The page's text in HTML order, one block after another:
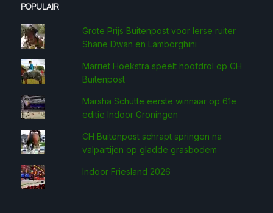
POPULAIR
Grote Prijs Buitenpost voor Ierse ruiter
Shane Dwan en Lamborghini
Marriët Hoekstra speelt hoofdrol op CH
Buitenpost
Marsha Schütte eerste win­naar op 61e
editie Indoor Groningen
CH Buitenpost schrapt springen na
valpartijen op gladde grasbodem
Indoor Friesland 2026